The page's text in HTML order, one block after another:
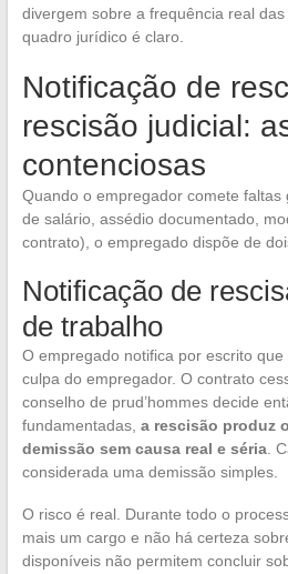
divergem sobre a frequência real
quadro jurídico é claro.
Notificação de
rescisão judicial:
contenciosas
Quando o empregador comete faltas
de salário, assédio documentado,
contrato), o empregado dispõe de
Notificação de
de trabalho
O empregado notifica por escrito
culpa do empregador. O contrato
conselho de prud’hommes decide
fundamentadas, a rescisão produz
demissão sem causa real e séria.
considerada uma demissão simples.
O risco é real. Durante todo o
mais um cargo e não há certeza
disponíveis não permitem concluir